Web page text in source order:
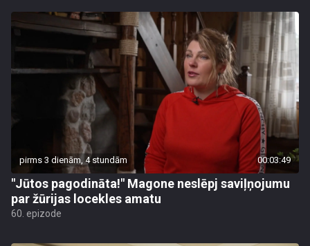
pirms 3 dienām, 4 stundām 00:03:49
"Jūtos pagodināta!" Magone neslēpj saviļņojumu
par žūrijas locekles amatu
60. epizode